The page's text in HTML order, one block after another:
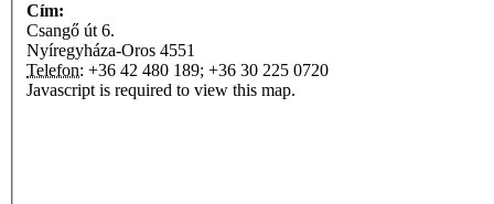
Cím:
Csangő út 6.
Nyíregyháza-Oros 4551
Telefon: +36 42 480 189; +36 30 225 0720
Javascript is required to view this map.